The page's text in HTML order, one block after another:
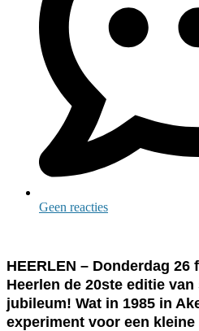
Geen reacties
HEERLEN – Donderdag
Heerlen de 20ste editie
jubileum! Wat in 1985 in
experiment voor een